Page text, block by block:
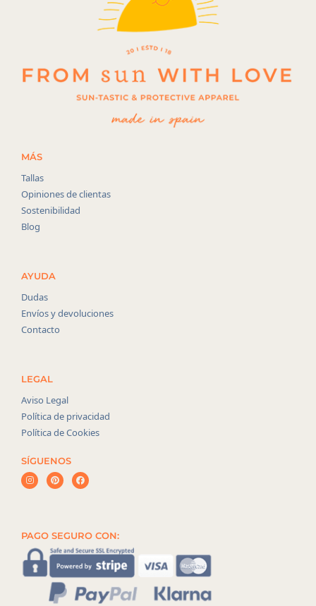
MÁS
Tallas
Opiniones de clientas
Sostenibilidad
Blog
AYUDA
Dudas
Envíos y devoluciones
Contacto
LEGAL
Aviso Legal
Política de privacidad
Política de Cookies
SÍGUENOS
PAGO SEGURO CON: